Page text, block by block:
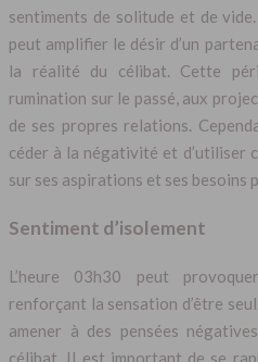
sentiments de solitude et de
peut amplifier le désir d’un
la réalité du célibat. Cette
rumination sur le passé, aux
de ses propres relations.
céder à la négativité et d’utiliser
sur ses aspirations et ses besoins
Sentiment d’isolement
L’heure 03h30 peut
renforçant la sensation d’être
amener à des pensées
célibat. Il est important de se